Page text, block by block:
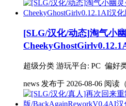
[SLG/汉化/动态]淘气小
超级分类 游玩平台: PC 偏好
news 发布于 2026-08-06 阅读